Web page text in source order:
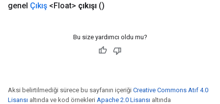
genel Çıkış <Float> çıkışı ()
Bu size yardımcı oldu mu?
Aksi belirtilmediği sürece bu sayfanın içeriği Creative Commons Atıf 4.0
Lisansı altında ve kod örnekleri Apache 2.0 Lisansı altında